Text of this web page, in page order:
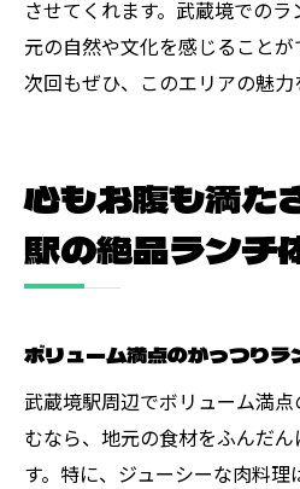
させてくれます。武蔵境での
元の自然や文化を感じることが
次回もぜひ、このエリアの魅力
心もお腹も満た
駅の絶品ランチ
ボリューム満点のがっつりラ
武蔵境駅周辺でボリューム満
むなら、地元の食材をふんだ
す。特に、ジューシーな肉料